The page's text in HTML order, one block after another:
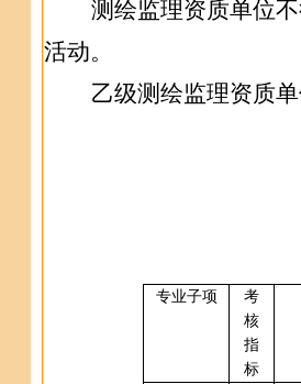
测绘监理资质单位
活动。
乙级测绘监理资质
专业子项
考
核
指
标